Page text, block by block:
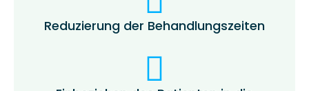
Reduzierung der Behandlungszeiten